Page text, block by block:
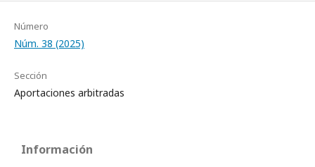
Número
Núm. 38 (2025)
Sección
Aportaciones arbitradas
Información